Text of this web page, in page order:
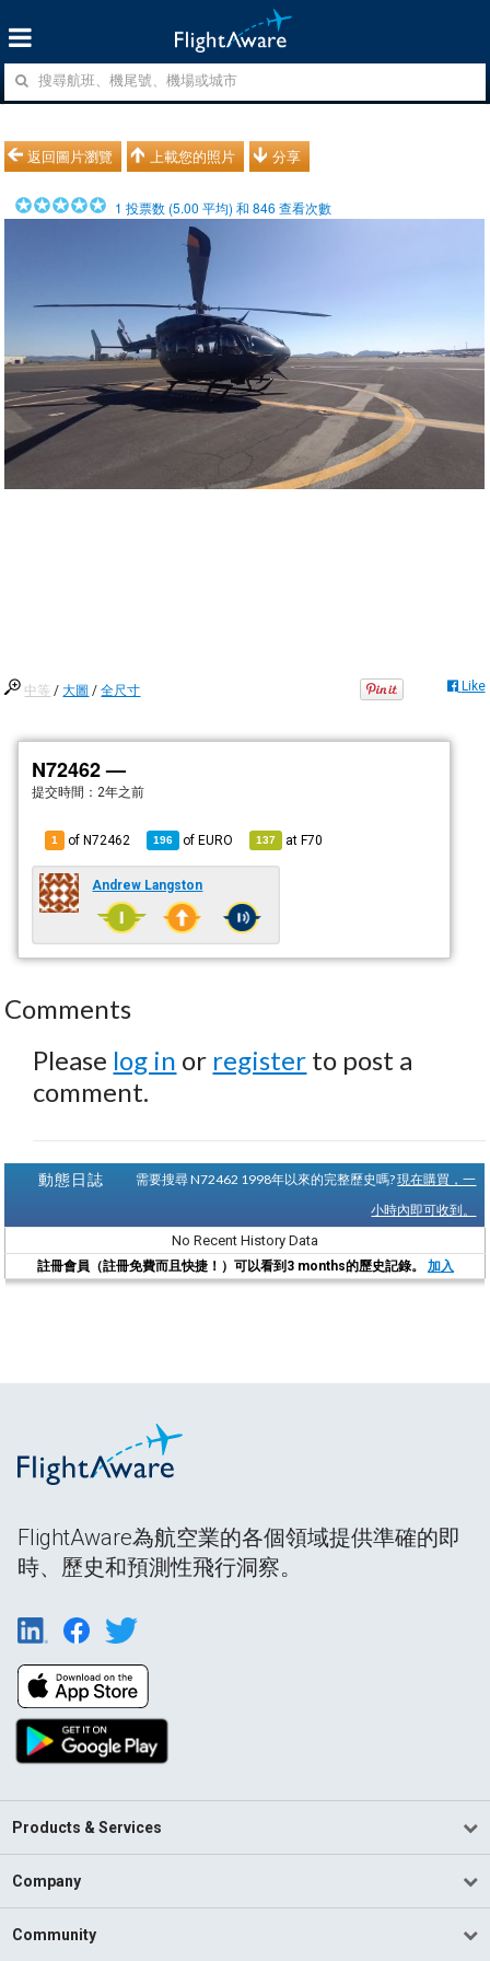
返回圖片瀏覽 上載您的照片 分享
1 投票数 (5.00 平均) 和846 查看次數
中等 /大圖 /全尺寸 Like
N72462 —
提交時間： 2年之前
1 of N72462 196 ofEURO 137 atF70
Andrew Langston
Comments
Please log in or register to post a
comment.
動態日誌 需要搜尋 N72462 1998年以來的完整歷史嗎?現在購買，一
小時內即可收到。
No Recent History Data
註冊會員（註冊免費而且快捷！）可以看到3 months的歷史記錄。 加入
FlightAware為航空業的各個領域提供準確的即
時、歷史和預測性飛行洞察。
Products & Services
Company
Community